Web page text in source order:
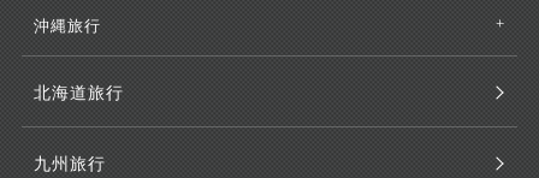
沖縄旅行
北海道旅行
九州旅行